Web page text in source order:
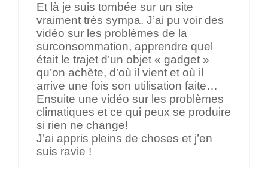
Et là je suis tombée sur un site
vraiment très sympa. J’ai pu voir des
vidéo sur les problèmes de la
surconsommation, apprendre quel
était le trajet d’un objet « gadget »
qu’on achète, d’où il vient et où il
arrive une fois son utilisation faite…
Ensuite une vidéo sur les problèmes
climatiques et ce qui peux se produire
si rien ne change!
J’ai appris pleins de choses et j’en
suis ravie !